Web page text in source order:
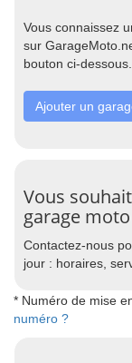
Vous connaissez
sur
bouton ci-dessous.
Ajouter un
Vous
garage moto
Contactez-nous
jour : horaires,
* Numéro de mise
numéro ?